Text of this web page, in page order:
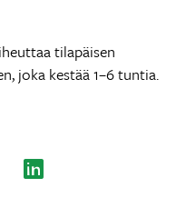
tilapäisen
joka kestää 1–6 tuntia.